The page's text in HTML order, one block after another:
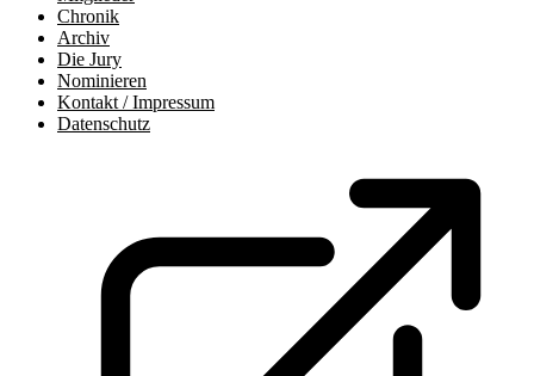
Chronik
Archiv
Die Jury
Nominieren
Kontakt / Impressum
Datenschutz